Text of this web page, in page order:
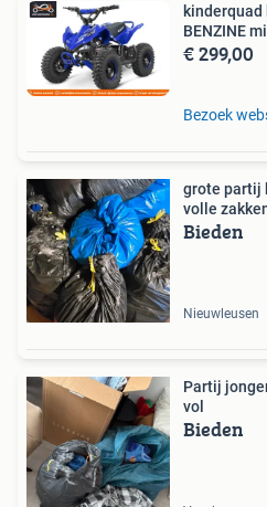
kinderquad
BENZINE
€ 299,00
Bezoek
grote partij
volle
Bieden
Nieuwleusen
Partij
vol
Bieden